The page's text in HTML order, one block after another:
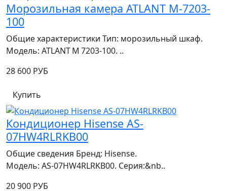
Морозильная камера ATLANT М-7203-
100
Общие характеристики Тип: морозильный шкаф.
Модель: ATLANT M 7203‑100. ..
28 600 РУБ
Купить
Кондиционер Hisense AS-
07HW4RLRKB00
Общие сведения Бренд: Hisense.
Модель: AS‑07HW4RLRKB00. Серия:&nb..
20 900 РУБ